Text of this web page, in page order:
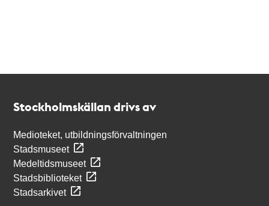
Stockholmskällan drivs av
Medioteket, utbildningsförvaltningen
Stadsmuseet
Medeltidsmuseet
Stadsbiblioteket
Stadsarkivet